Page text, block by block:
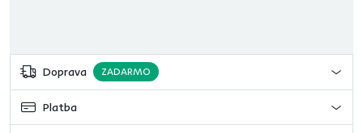
Doprava ZADARMO
Platba